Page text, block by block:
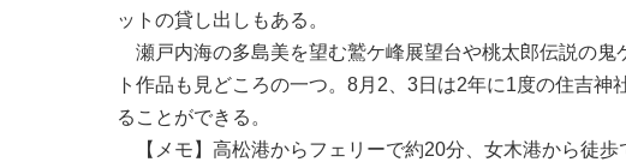
ットの貸し出しもある。
瀬戸内海の多島美を望む鷲ケ峰展望台や桃太郎伝説の
ト作品も見どころの一つ。8月2、3日は2年に1度の住吉
ることができる。
【メモ】高松港からフェリーで約20分、女木港から徒